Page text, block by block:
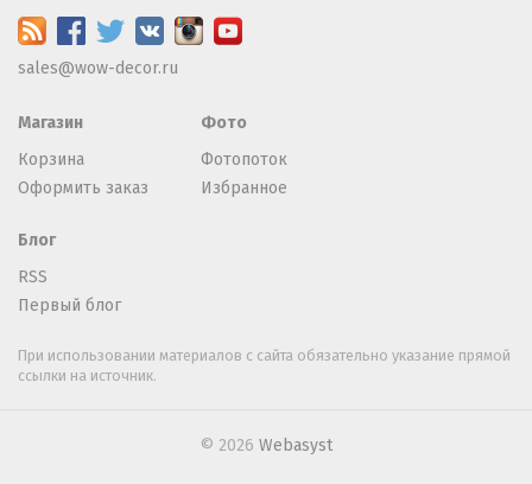
sales@wow-decor.ru
Магазин
Корзина
Оформить заказ
Фото
Фотопоток
Избранное
Блог
RSS
Первый блог
При использовании материалов с сайта обязательно указание прямой
ссылки на источник.
© 2026 Webasyst